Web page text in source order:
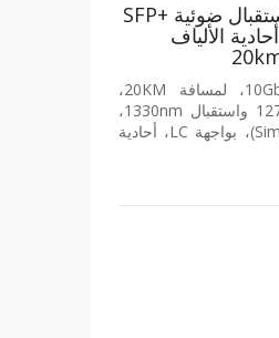
وحدة إرسال واستقبال ضوئية +SFP
‎SFP-10G2733‎ أحادية الألياف
+SFP بسرعة ‎10Gbps‎، لمسافة ‎20KM‎،
بطول إرسال ‎1270nm‎ واستقبال ‎1330nm‎،
بألياف أحادية ‎(Simplex)‎، بواجهة ‎LC‎، أحادية